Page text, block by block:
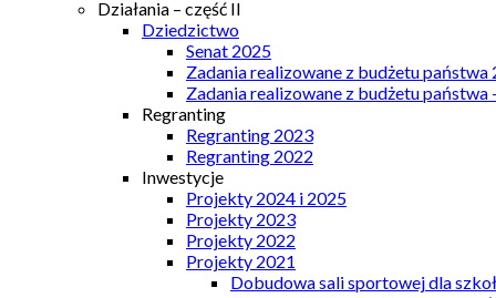
Działania – część II
Dziedzictwo
Senat 2025
Zadania realizowane z budżetu państwa
Zadania realizowane z budżetu państwa
Regranting
Regranting 2023
Regranting 2022
Inwestycje
Projekty 2024 i 2025
Projekty 2023
Projekty 2022
Projekty 2021
Dobudowa sali sportowej dla